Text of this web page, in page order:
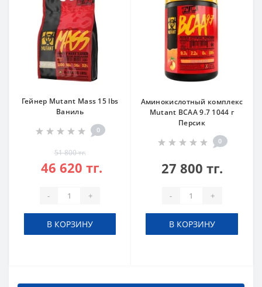
Гейнер Mutant Mass 15 lbs
Ваниль
0
51 800 тг.
46 620 тг.
- +
В КОРЗИНУ
Аминокислотный комплекс
Mutant BCAA 9.7 1044 г
Персик
0
27 800 тг.
- +
В КОРЗИНУ